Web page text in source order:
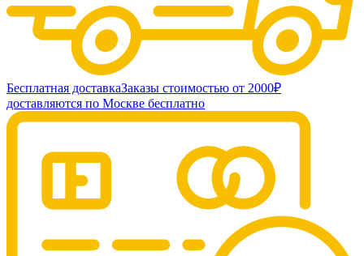
Бесплатная доставкаЗаказы стоимостью от 2000₽
доставляются по Москве бесплатно